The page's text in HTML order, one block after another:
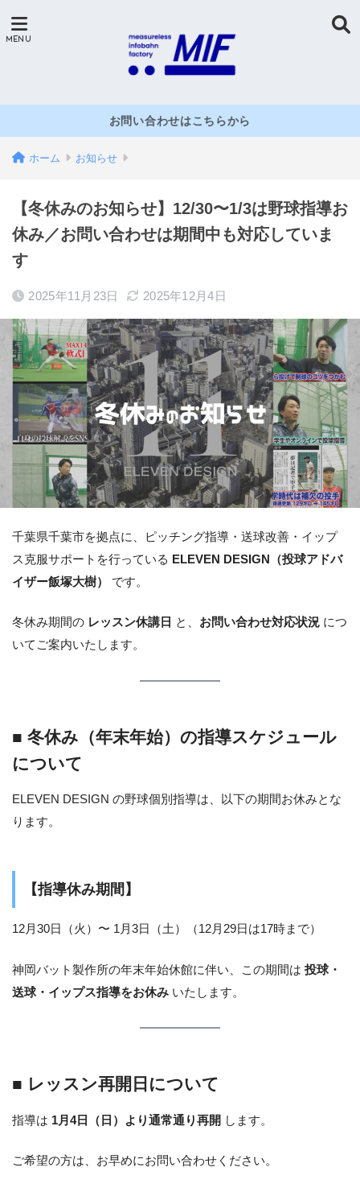
お問い合わせはこちらから
ホーム お知らせ
【冬休みのお知らせ】12/30〜1/3は野球指導お
休み／お問い合わせは期間中も対応していま
す
2025年11月23日 2025年12月4日
千葉県千葉市を拠点に、ピッチング指導・送球改善・イップ
ス克服サポートを行っている ELEVEN DESIGN（投球アドバ
イザー飯塚大樹）
です。
冬休み期間の レッスン休講日 と、 お問い合わせ対応状況 につ
いてご案内いたします。
■ 冬休み（年末年始）の指導スケジュール
について
ELEVEN DESIGN の野球個別指導は、以下の期間お休みとな
ります。
【指導休み期間】
12月30日（火）〜 1月3日（土）（12月29日は17時まで）
神岡バット製作所の年末年始休館に伴い、この期間は 投球・
送球・イップス指導をお休み いたします。
■ レッスン再開日について
指導は 1月4日（日）より通常通り再開 します。
ご希望の方は、お早めにお問い合わせください。